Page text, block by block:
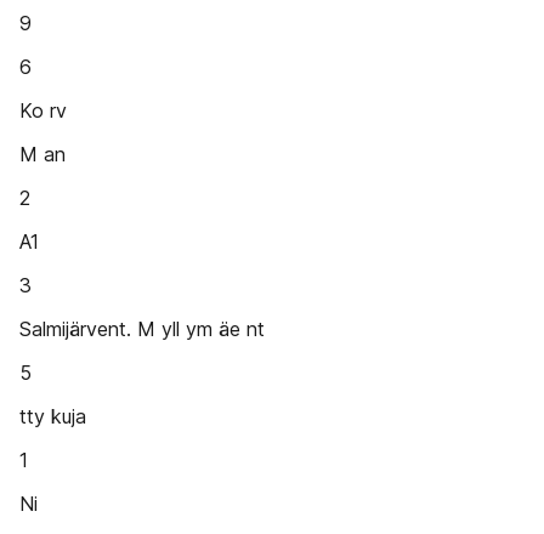
9
6
Ko rv
M an
2
A1
3
Salmijärvent. M yll ym äe nt
5
tty kuja
1
Ni